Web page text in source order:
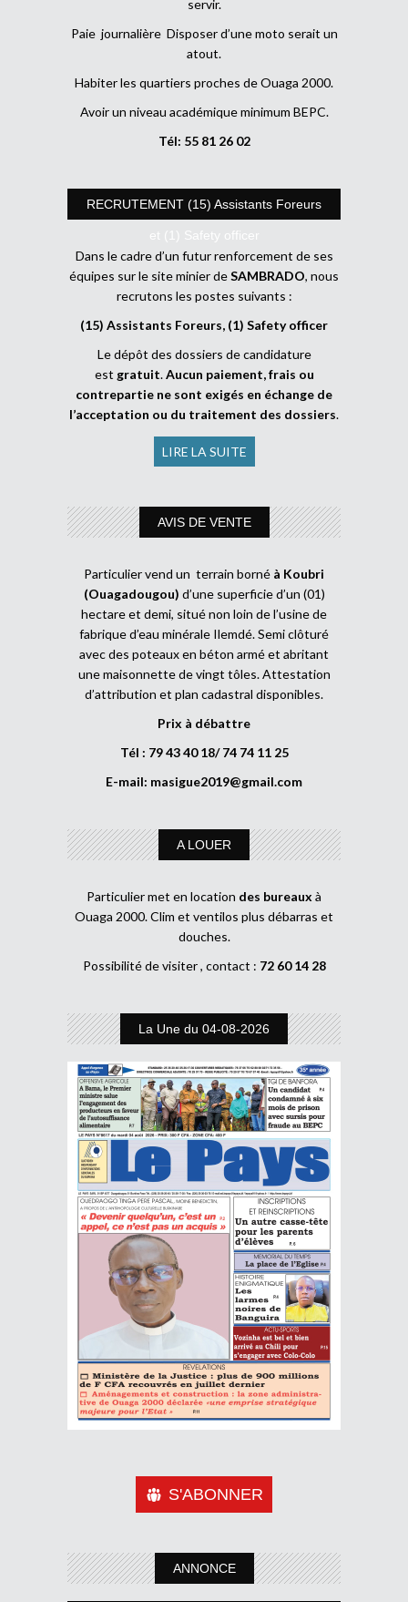
servir.
Paie journalière Disposer d’une moto serait un
atout.
Habiter les quartiers proches de Ouaga 2000.
Avoir un niveau académique minimum BEPC.
Tél: 55 81 26 02
RECRUTEMENT (15) Assistants Foreurs
et (1) Safety officer
Dans le cadre d’un futur renforcement de ses
équipes sur le site minier deSAMBRADO, nous
recrutons les postes suivants :
(15) Assistants Foreurs, (1) Safety officer
Le dépôt des dossiers de candidature
est gratuit.Aucun paiement, frais ou
contrepartie ne sont exigés en échange de
l’acceptation ou du traitement des dossiers.
LIRE LA SUITE
AVIS DE VENTE
Particulier vend un terrain borné à Koubri
(Ouagadougou) d’une superficie d’un (01)
hectare et demi, situé non loin de l’usine de
fabrique d’eau minérale Ilemdé. Semi clôturé
avec des poteaux en béton armé et abritant
une maisonnette de vingt tôles. Attestation
d’attribution et plan cadastral disponibles.
Prix à débattre
Tél : 79 43 40 18/ 74 74 11 25
E-mail: masigue2019@gmail.com
A LOUER
Particulier met en location des bureaux à
Ouaga 2000. Clim et ventilos plus débarras et
douches.
Possibilité de visiter , contact : 72 60 14 28
La Une du 04-08-2026
S'ABONNER
ANNONCE